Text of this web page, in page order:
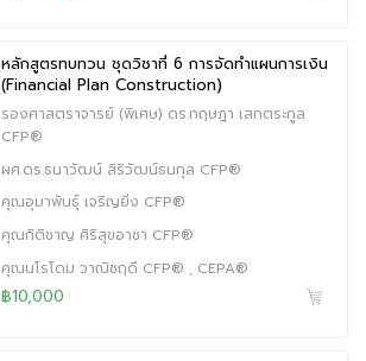
หลักสูตรทบทวน ชุดวิชาที่ 6 การจัดทำแผนการเงิน
(Financial Plan Construction)
รองศาสตราจารย์ (พิเศษ) ดร.กฤษฎา เสกตระกูล
CFP®
ผศ.ดร.ธนาวัฒน์ สิริวัฒน์ธนกุล CFP®
คุณอุมาพันธุ์ เจริญยิ่ง CFP®
คุณกิติชาญ ศิริสุขอาชา CFP®
คุณนโรโดม วาณิชฤดี CFP® , CEPA®
฿10,000